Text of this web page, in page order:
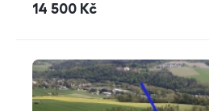
cena
14 500 Kč